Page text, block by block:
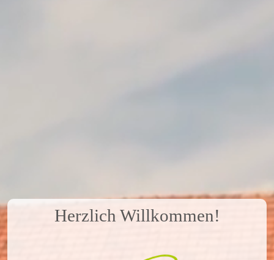
Herzlich Willkommen!